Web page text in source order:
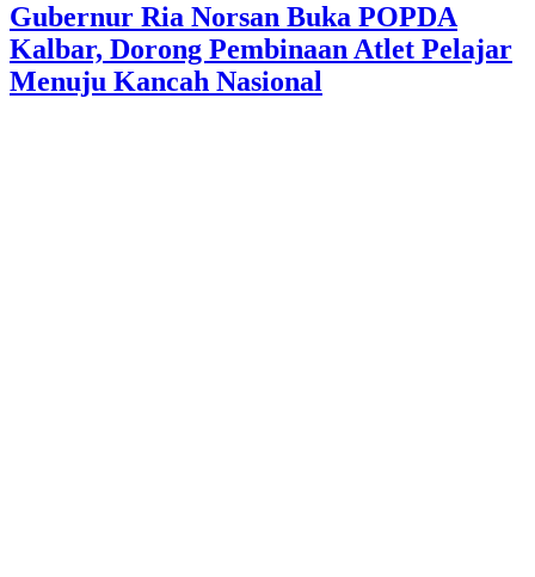
Gubernur Ria Norsan Buka POPDA
Kalbar, Dorong Pembinaan Atlet Pelajar
Menuju Kancah Nasional